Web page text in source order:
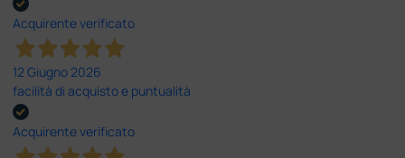
Acquirente verificato
12 Giugno 2026
facilità di acquisto e puntualità
Acquirente verificato